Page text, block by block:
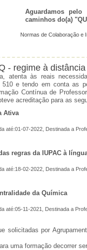
Aguardamos
caminhos do(a)
Normas de Colaboração e
- regime à distância
atenta às reais
e tendo em conta as
Contínua de
acreditação para as
Ativa
até:01-07-2022, Destinada a
regras da IUPAC à
até:18-02-2022, Destinada a
da Química
até:05-11-2021, Destinada a
solicitadas por
uma formação decorrer